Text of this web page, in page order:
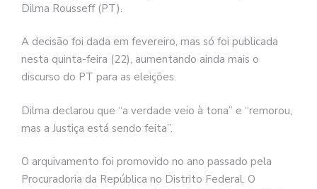
Dilma Rousseff (PT).
A decisão foi dada em fevereiro, mas só foi publicada
nesta quinta-feira (22), aumentando ainda mais o
discurso do PT para as eleições.
Dilma declarou que “a verdade veio à tona” e “remorou,
mas a Justiça está sendo feita”.
O arquivamento foi promovido no ano passado pela
Procuradoria da República no Distrito Federal. O